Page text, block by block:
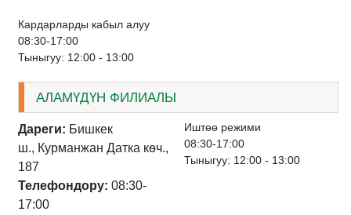
Кардарларды кабыл алуу
08:30-17:00
Тыныгуу: 12:00 - 13:00
АЛАМҮДҮН ФИЛИАЛЫ
Дареги: Бишкек
ш., Курманжан Датка кѳч.,
187
Телефондору: 08:30-
17:00
Иштѳѳ режими
08:30-17:00
Тыныгуу: 12:00 - 13:00